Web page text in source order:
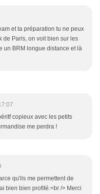
et ta préparation tu ne peux
de Paris, on voit bien sur les
un BRM longue distance et là
copieux avec les petits
me perdra !
qu'ils me permettent de
bien bien profité.<br /> Merci